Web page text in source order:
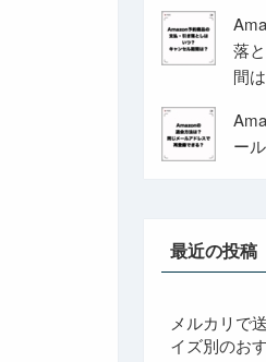
落
間
ー
最近の投稿
メルカリで
イズ別のお